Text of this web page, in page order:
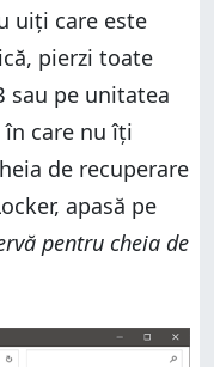
uiți care este
pierzi toate
sau pe unitatea
care nu îți
de recuperare
apasă pe
pentru cheia de